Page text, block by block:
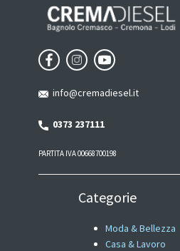
info@cremadiesel.it
0373 237111
PARTITA IVA 00668700198
Categorie
Moda & Bellezza
Casa & Lavoro